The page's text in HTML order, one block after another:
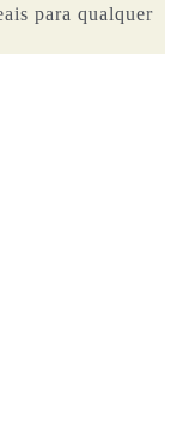
para qualquer